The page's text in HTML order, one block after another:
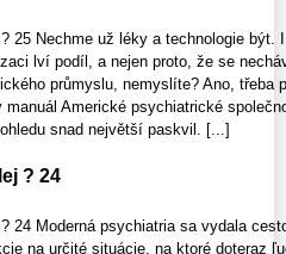
25 Nechme už léky a technologie být.
lví podíl, a nejen proto, že se
průmyslu, nemyslíte? Ano, třeba
Americké psychiatrické
snad největší paskvil. [...]
? 24
24 Moderná psychiatria sa vydala
na určité situácie, na ktoré doteraz